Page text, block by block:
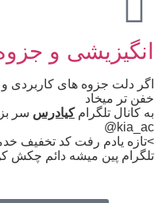
انگیزیشی و
اگر دلت جزوه های
خفن تر میخاد
به کانال تلگرامکیادرس سر
kia_ac@
>تازه یادم رفت کد تخفیف
تلگرام پین میشه دائم چکش